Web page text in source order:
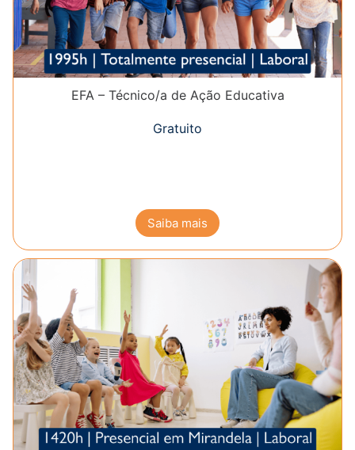
EFA – Técnico/a de Ação Educativa
Gratuito
Saiba mais